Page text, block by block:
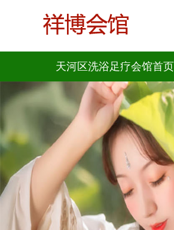
天河区洗浴足疗会馆首页